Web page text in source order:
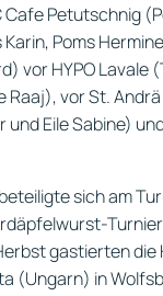
Cafe Petutschnig
Poms
vor HYPO Lavale
Raaj), vor St.
Eile Sabine)
sich am
gastierten die
(Ungarn) in